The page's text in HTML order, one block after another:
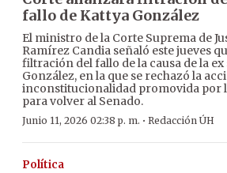
fallo de Kattya González
El ministro de la Corte Suprema de
Ramírez Candia señaló este jueves
filtración del fallo de la causa de la
González, en la que se rechazó la
inconstitucionalidad promovida por
para volver al Senado.
Junio 11, 2026 02:38 p. m. · Redacción ÚH
Política